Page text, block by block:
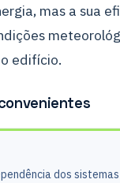
mas a sua
edifício.
dos